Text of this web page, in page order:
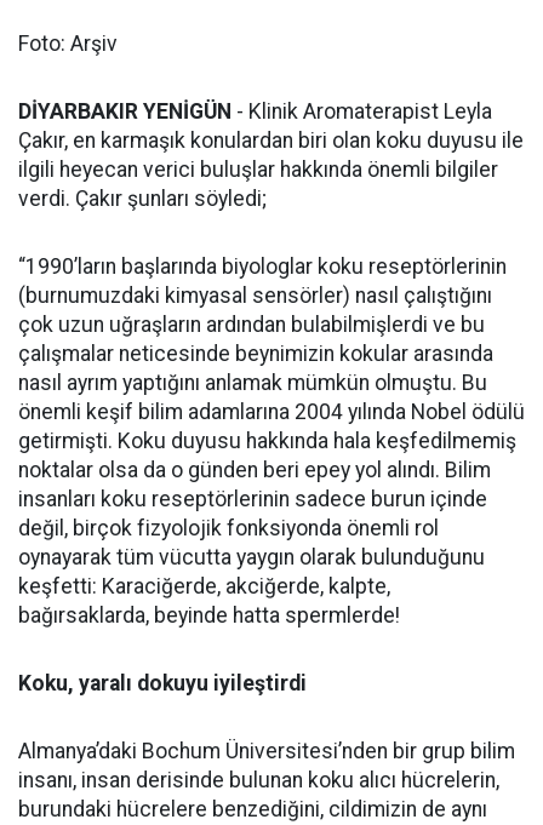
Foto: Arşiv
DİYARBAKIR YENİGÜN - Klinik Aromaterapist Leyla
Çakır, en karmaşık konulardan biri olan koku duyusu ile
ilgili heyecan verici buluşlar hakkında önemli bilgiler
verdi. Çakır şunları söyledi;
“1990’ların başlarında biyologlar koku reseptörlerinin
(burnumuzdaki kimyasal sensörler) nasıl çalıştığını
çok uzun uğraşların ardından bulabilmişlerdi ve bu
çalışmalar neticesinde beynimizin kokular arasında
nasıl ayrım yaptığını anlamak mümkün olmuştu. Bu
önemli keşif bilim adamlarına 2004 yılında Nobel ödülü
getirmişti. Koku duyusu hakkında hala keşfedilmemiş
noktalar olsa da o günden beri epey yol alındı. Bilim
insanları koku reseptörlerinin sadece burun içinde
değil, birçok fizyolojik fonksiyonda önemli rol
oynayarak tüm vücutta yaygın olarak bulunduğunu
keşfetti: Karaciğerde, akciğerde, kalpte,
bağırsaklarda, beyinde hatta spermlerde!
Koku, yaralı dokuyu iyileştirdi
Almanya’daki Bochum Üniversitesi’nden bir grup bilim
insanı, insan derisinde bulunan koku alıcı hücrelerin,
burundaki hücrelere benzediğini, cildimizin de aynı